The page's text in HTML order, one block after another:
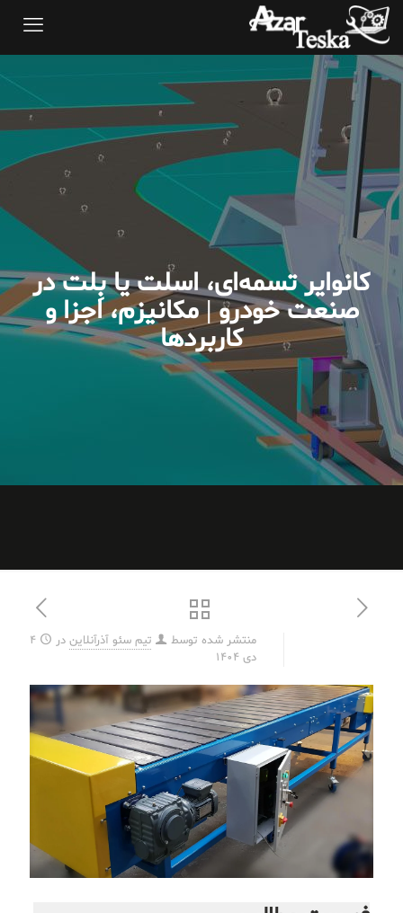
کانوایر تسمه‌ای، اسلت یا بِلت در
صنعت خودرو | مکانیزم، اجزا و
کاربردها
منتشر شده توسط تیم سئو آذرآنلاین در
4
دی 1404